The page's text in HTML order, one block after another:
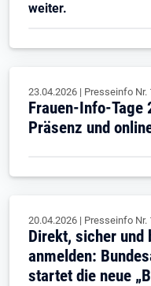
weiter.
23.04.2026 | Presseinfo Nr.
Frauen-Info-Tage
Präsenz und
20.04.2026 | Presseinfo Nr.
Direkt, sicher und
anmelden:
startet die neue